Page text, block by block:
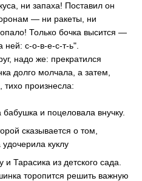
ни запаха! Поставил он
— ни ракеты, ни
Только бочка высится —
ней: с-о-в-е-с-т-ь".
надо же: прекратился
долго молчала, а затем,
тихо произнесла:
и поцеловала внучку.
сказывается о том,
куклу
из детского сада.
торопится решить важную